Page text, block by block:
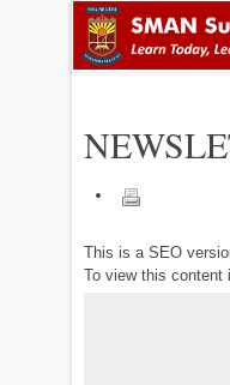
This is a SEO
To view this content